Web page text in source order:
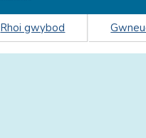
Rhoi gwybod